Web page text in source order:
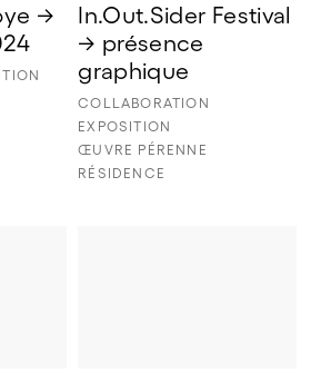
→
In.Out.Sider Festival
→ présence
graphique
COLLABORATION
EXPOSITION
ŒUVRE PÉRENNE
RÉSIDENCE